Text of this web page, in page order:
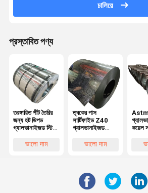
চালিয়ে
প্রস্তাবিত পণ্য
তরঙ্গায়িত শীট তৈরির
জন্য হট ডিপড
গ্যালভানাইজড স্টিল
ভালো দাম
ত্বকের পাস
সার্টিফাইড Z40
গ্যালভানাইজড
গ্যালভানাইজড
ভালো দাম
কয়েল
কয়েল